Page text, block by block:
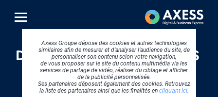
contenu
principal
DIGITAL & BUSINESS
EXPERTS
Axess Groupe dépose des cookies et autres technologies
similaires afin de mesurer et d’analyser l’audience du site, de
personnaliser son contenu selon votre navigation,
de vous proposer sur le site du contenu multimédia via les
services de partage de vidéo, réaliser du ciblage et afficher
de la publicité personnalisée.
Ses partenaires déposent également des cookies. Retrouvez
la liste des partenaires ainsi que les finalités en cliquant ici.